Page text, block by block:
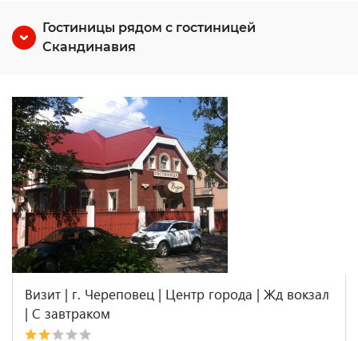
Гостиницы рядом с гостиницей
Скандинавия
Визит | г. Череповец | Центр города | Жд вокзал
| С завтраком